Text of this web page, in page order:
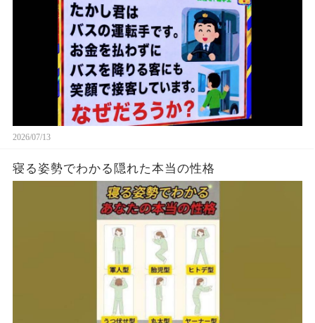
2026/07/13
寝る姿勢でわかる隠れた本当の性格